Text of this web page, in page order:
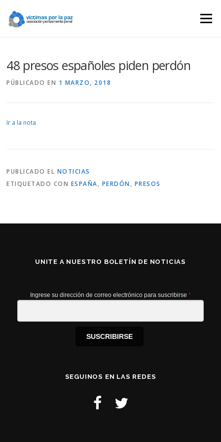
contenido
Menú
48 presos españoles piden perdón
PÚBLICADO EN 1 MARZO, 2018
Ir a la nota
PUBLICADO EL NOTICIAS
ETIQUETADO CON ESPAÑA, PERDÓN, PRESOS
UNITE A NUESTRO BOLETÍN DE NOTICIAS
Ingrese su dirección de correo electrónico para suscribirse *
SUSCRIBIRSE
SEGUINOS EN LAS REDES